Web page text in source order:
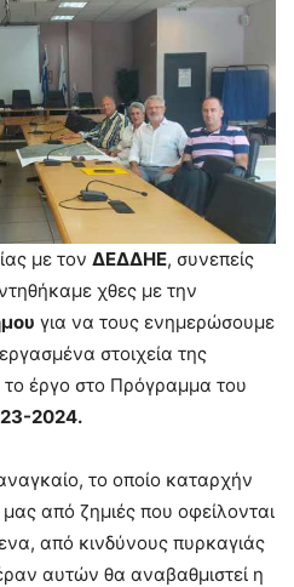
με τον ΔΕΔΔΗΕ, συνεπείς
χθες με την
για να τους ενημερώσουμε
στοιχεία της
το έργο στο Πρόγραμμα του
2024.
το οποίο καταρχήν
από ζημιές που οφείλονται
από κινδύνους πυρκαγιάς
αυτών θα αναβαθμιστεί η